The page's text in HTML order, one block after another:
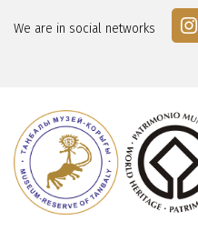
We are in social networks